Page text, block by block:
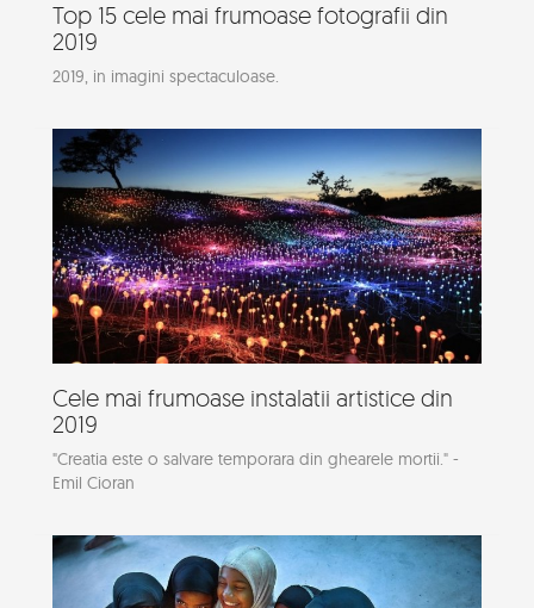
Top 15 cele mai frumoase fotografii din
2019
2019, in imagini spectaculoase.
Cele mai frumoase instalatii artistice din
2019
"Creatia este o salvare temporara din ghearele mortii." -
Emil Cioran